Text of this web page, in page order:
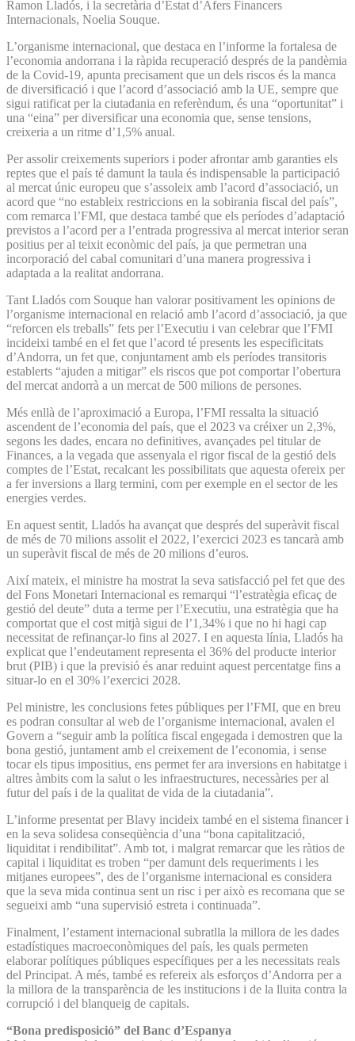
Ramon Lladós, i la secretària d’Estat d’Afers Financers
Internacionals, Noelia Souque.
L’organisme internacional, que destaca en l’informe la fortalesa de
l’economia andorrana i la ràpida recuperació després de la pandèmia
de la Covid-19, apunta precisament que un dels riscos és la manca
de diversificació i que l’acord d’associació amb la UE, sempre que
sigui ratificat per la ciutadania en referèndum, és una “oportunitat” i
una “eina” per diversificar una economia que, sense tensions,
creixeria a un ritme d’1,5% anual.
Per assolir creixements superiors i poder afrontar amb garanties els
reptes que el país té damunt la taula és indispensable la participació
al mercat únic europeu que s’assoleix amb l’acord d’associació, un
acord que “no estableix restriccions en la sobirania fiscal del país”,
com remarca l’FMI, que destaca també que els períodes d’adaptació
previstos a l’acord per a l’entrada progressiva al mercat interior seran
positius per al teixit econòmic del país, ja que permetran una
incorporació del cabal comunitari d’una manera progressiva i
adaptada a la realitat andorrana.
Tant Lladós com Souque han valorar positivament les opinions de
l’organisme internacional en relació amb l’acord d’associació, ja que
“reforcen els treballs” fets per l’Executiu i van celebrar que l’FMI
incideixi també en el fet que l’acord té presents les especificitats
d’Andorra, un fet que, conjuntament amb els períodes transitoris
establerts “ajuden a mitigar” els riscos que pot comportar l’obertura
del mercat andorrà a un mercat de 500 milions de persones.
Més enllà de l’aproximació a Europa, l’FMI ressalta la situació
ascendent de l’economia del país, que el 2023 va créixer un 2,3%,
segons les dades, encara no definitives, avançades pel titular de
Finances, a la vegada que assenyala el rigor fiscal de la gestió dels
comptes de l’Estat, recalcant les possibilitats que aquesta ofereix per
a fer inversions a llarg termini, com per exemple en el sector de les
energies verdes.
En aquest sentit, Lladós ha avançat que després del superàvit fiscal
de més de 70 milions assolit el 2022, l’exercici 2023 es tancarà amb
un superàvit fiscal de més de 20 milions d’euros.
Així mateix, el ministre ha mostrat la seva satisfacció pel fet que des
del Fons Monetari Internacional es remarqui “l’estratègia eficaç de
gestió del deute” duta a terme per l’Executiu, una estratègia que ha
comportat que el cost mitjà sigui de l’1,34% i que no hi hagi cap
necessitat de refinançar-lo fins al 2027. I en aquesta línia, Lladós ha
explicat que l’endeutament representa el 36% del producte interior
brut (PIB) i que la previsió és anar reduint aquest percentatge fins a
situar-lo en el 30% l’exercici 2028.
Pel ministre, les conclusions fetes públiques per l’FMI, que en breu
es podran consultar al web de l’organisme internacional, avalen el
Govern a “seguir amb la política fiscal engegada i demostren que la
bona gestió, juntament amb el creixement de l’economia, i sense
tocar els tipus impositius, ens permet fer ara inversions en habitatge i
altres àmbits com la salut o les infraestructures, necessàries per al
futur del país i de la qualitat de vida de la ciutadania”.
L’informe presentat per Blavy incideix també en el sistema financer i
en la seva solidesa conseqüència d’una “bona capitalització,
liquiditat i rendibilitat”. Amb tot, i malgrat remarcar que les ràtios de
capital i liquiditat es troben “per damunt dels requeriments i les
mitjanes europees”, des de l’organisme internacional es considera
que la seva mida continua sent un risc i per això es recomana que se
segueixi amb “una supervisió estreta i continuada”.
Finalment, l’estament internacional subratlla la millora de les dades
estadístiques macroeconòmiques del país, les quals permeten
elaborar polítiques públiques específiques per a les necessitats reals
del Principat. A més, també es refereix als esforços d’Andorra per a
la millora de la transparència de les institucions i de la lluita contra la
corrupció i del blanqueig de capitals.
“Bona predisposició” del Banc d’Espanya